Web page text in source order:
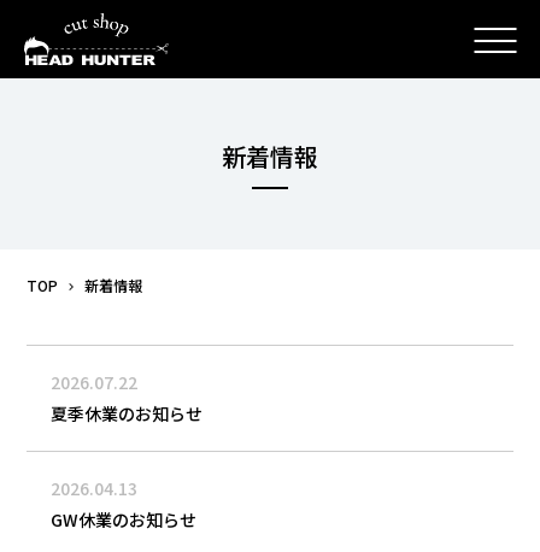
新着情報
TOP 新着情報
2026.07.22
夏季休業のお知らせ
2026.04.13
GW休業のお知らせ